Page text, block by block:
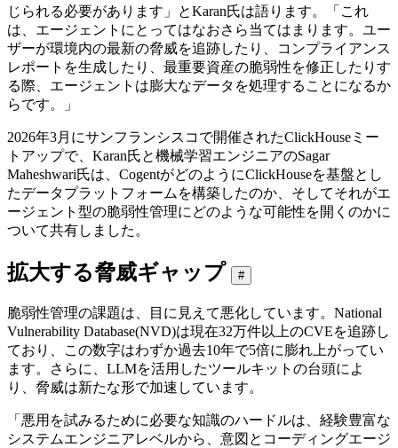
じられる必要があります」とKaran氏は語ります。「これ
は、エージェントにとってはなおさら当てはまります。ユー
ザーが環境内の最新の脅威を追跡したり、コンプライアンス
レポートを生成したり、最重要資産の脆弱性を修正したりす
る際、エージェントは膨大なデータを処理することになるか
らです。」
2026年3月にサンフランシスコで開催されたClickHouseミー
トアップで、Karan氏と機械学習エンジニアのSagar
Maheshwari氏は、CogentがどのようにClickHouseを基盤とし
たデータプラットフォームを構築したのか、そしてそれがエ
ージェント型の脆弱性管理にどのような可能性を開くのかに
ついて共有しました。
拡大する脅威ギャップ #
脆弱性管理の課題は、目に見えて悪化しています。National
Vulnerability Database(NVD)は現在32万件以上のCVEを追跡し
ており、この数字はわずか過去10年で5倍に膨れ上がってい
ます。さらに、LLMを活用したツールキットの台頭によ
り、脅威は新たな形で加速しています。
「悪用を試みるために必要な知識のハードルは、経験豊富な
システムエンジニアレベルから、意図とコーディングエージ